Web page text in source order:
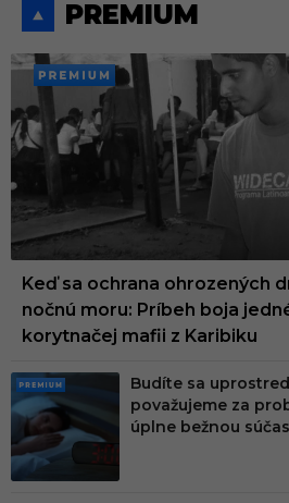
PREMIUM
PREMI
UM
Keď sa ochrana ohrozených
nočnú moru: Príbeh boja
korytnačej mafii z Karibiku
PRE
MIU
M
Budíte sa
považujeme za
úplne bežnou